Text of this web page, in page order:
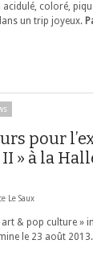
coloré,
un trip joyeux.
pour
» à la
Le Saux
art & pop culture »
le 23 août